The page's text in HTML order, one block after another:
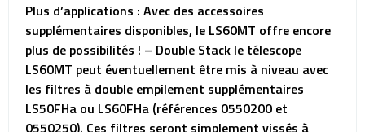
Plus d’applications : Avec des accessoires
supplémentaires disponibles, le LS60MT offre encore
plus de possibilités ! – Double Stack le télescope
LS60MT peut éventuellement être mis à niveau avec
les filtres à double empilement supplémentaires
LS50FHa ou LS60FHa (références 0550200 et
0550250). Ces filtres seront simplement vissés à